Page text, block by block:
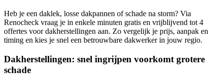
Heb je een daklek, losse dakpannen of schade na storm? Via
Renocheck vraag je in enkele minuten gratis en vrijblijvend tot 4
offertes voor dakherstellingen aan. Zo vergelijk je prijs, aanpak en
timing en kies je snel een betrouwbare dakwerker in jouw regio.
Dakherstellingen: snel ingrijpen voorkomt grotere
schade